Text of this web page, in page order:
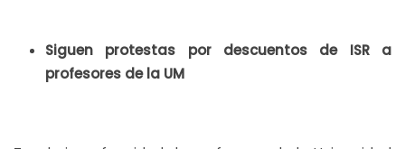
Siguen protestas por descuentos de ISR a
profesores de la UM